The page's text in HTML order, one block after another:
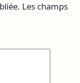
Les champs